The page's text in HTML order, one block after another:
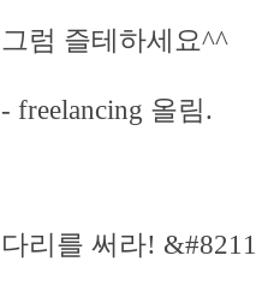
그럼 즐테하세요^^
- freelancing 올림.
다리를 써라!